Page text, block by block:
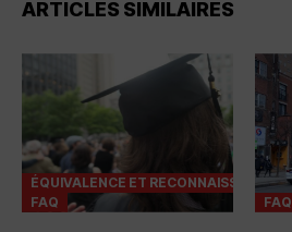
ARTICLES SIMILAIRES
ÉQUIVALENCE ET RECONNAISSANCES
FAQ
FAQ